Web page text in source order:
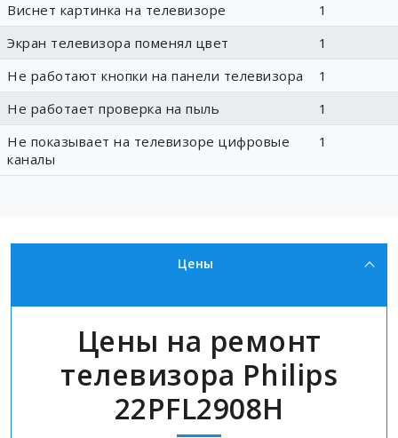
Виснет картинка на телевизоре
1
Экран телевизора поменял цвет
1
Не работают кнопки на панели телевизора
1
Не работает проверка на пыль
1
Не показывает на телевизоре цифровые
каналы
1
Цены
Цены на ремонт
телевизора Philips
22PFL2908H